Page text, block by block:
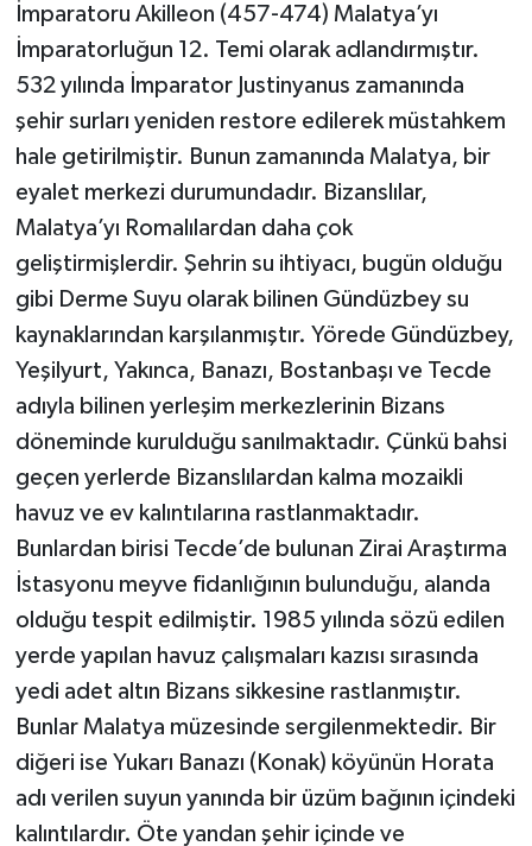
İmparatoru Akilleon (457-474) Malatya’yı
İmparatorluğun 12. Temi olarak adlandırmıştır.
532 yılında İmparator Justinyanus zamanında
şehir surları yeniden restore edilerek müstahkem
hale getirilmiştir. Bunun zamanında Malatya, bir
eyalet merkezi durumundadır. Bizanslılar,
Malatya’yı Romalılardan daha çok
geliştirmişlerdir. Şehrin su ihtiyacı, bugün olduğu
gibi Derme Suyu olarak bilinen Gündüzbey su
kaynaklarından karşılanmıştır. Yörede Gündüzbey,
Yeşilyurt, Yakınca, Banazı, Bostanbaşı ve Tecde
adıyla bilinen yerleşim merkezlerinin Bizans
döneminde kurulduğu sanılmaktadır. Çünkü bahsi
geçen yerlerde Bizanslılardan kalma mozaikli
havuz ve ev kalıntılarına rastlanmaktadır.
Bunlardan birisi Tecde’de bulunan Zirai Araştırma
İstasyonu meyve fidanlığının bulunduğu, alanda
olduğu tespit edilmiştir. 1985 yılında sözü edilen
yerde yapılan havuz çalışmaları kazısı sırasında
yedi adet altın Bizans sikkesine rastlanmıştır.
Bunlar Malatya müzesinde sergilenmektedir. Bir
diğeri ise Yukarı Banazı (Konak) köyünün Horata
adı verilen suyun yanında bir üzüm bağının içindeki
kalıntılardır. Öte yandan şehir içinde ve